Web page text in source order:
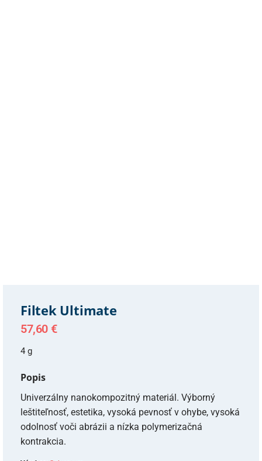
Filtek Ultimate
57,60 €
4 g
Popis
Univerzálny nanokompozitný materiál. Výborný
leštiteľnosť, estetika, vysoká pevnosť v ohybe, vysoká
odolnosť voči abrázii a nízka polymerizačná
kontrakcia.